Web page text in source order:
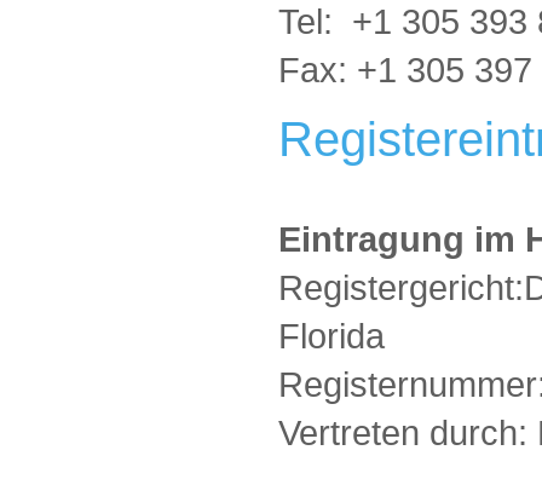
Tel: +1 305 393
Fax: +1 305 397
Eintragung im
Florida
Vertreten durch: